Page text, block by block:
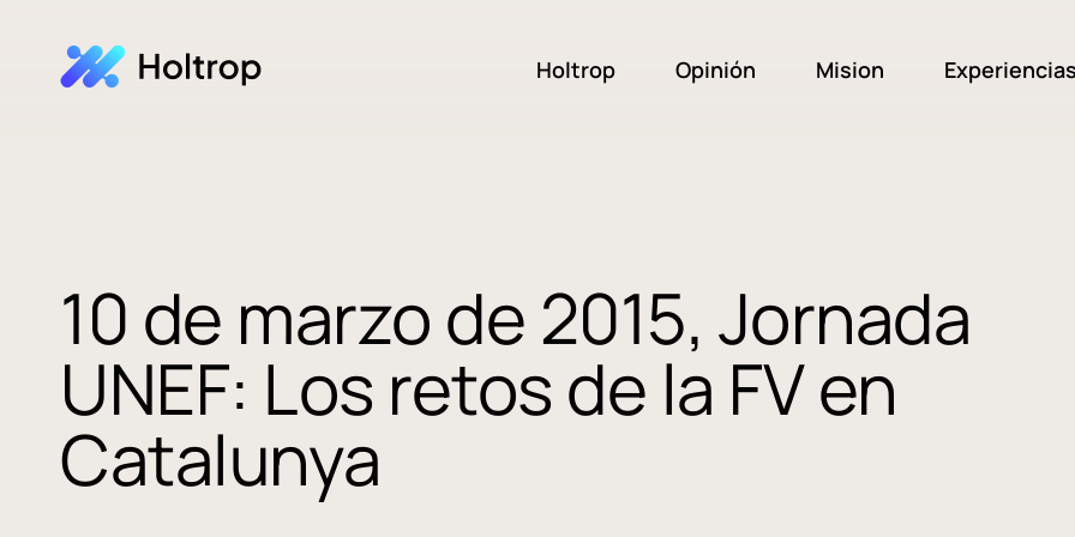
Holtrop Opinión Mision Experiencias
10 de marzo de 2015, Jornada
UNEF: Los retos de la FV en
Catalunya